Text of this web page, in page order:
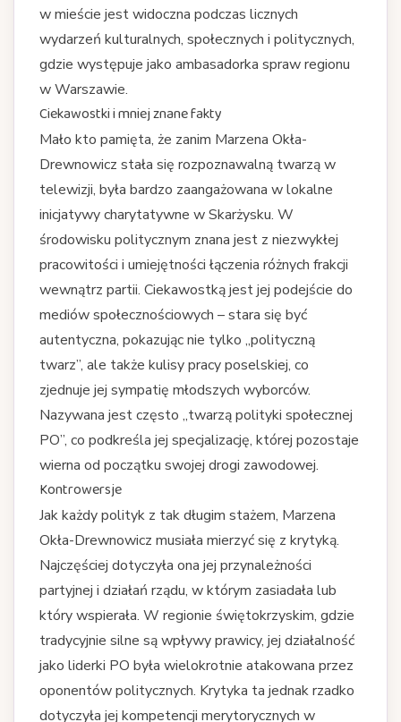
w mieście jest widoczna podczas licznych
wydarzeń kulturalnych, społecznych i politycznych,
gdzie występuje jako ambasadorka spraw regionu
w Warszawie.
Ciekawostki i mniej znane fakty
Mało kto pamięta, że zanim Marzena Okła-
Drewnowicz stała się rozpoznawalną twarzą w
telewizji, była bardzo zaangażowana w lokalne
inicjatywy charytatywne w Skarżysku. W
środowisku politycznym znana jest z niezwykłej
pracowitości i umiejętności łączenia różnych frakcji
wewnątrz partii. Ciekawostką jest jej podejście do
mediów społecznościowych – stara się być
autentyczna, pokazując nie tylko „polityczną
twarz”, ale także kulisy pracy poselskiej, co
zjednuje jej sympatię młodszych wyborców.
Nazywana jest często „twarzą polityki społecznej
PO”, co podkreśla jej specjalizację, której pozostaje
wierna od początku swojej drogi zawodowej.
Kontrowersje
Jak każdy polityk z tak długim stażem, Marzena
Okła-Drewnowicz musiała mierzyć się z krytyką.
Najczęściej dotyczyła ona jej przynależności
partyjnej i działań rządu, w którym zasiadała lub
który wspierała. W regionie świętokrzyskim, gdzie
tradycyjnie silne są wpływy prawicy, jej działalność
jako liderki PO była wielokrotnie atakowana przez
oponentów politycznych. Krytyka ta jednak rzadko
dotyczyła jej kompetencji merytorycznych w